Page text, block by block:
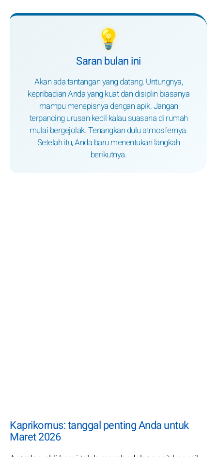
💡
Saran bulan ini
Akan ada tantangan yang datang. Untungnya,
kepribadian Anda yang kuat dan disiplin biasanya
mampu menepisnya dengan apik. Jangan
terpancing urusan kecil kalau suasana di rumah
mulai bergejolak. Tenangkan dulu atmosfernya.
Setelah itu, Anda baru menentukan langkah
berikutnya.
Kaprikornus: tanggal penting Anda untuk
Maret 2026